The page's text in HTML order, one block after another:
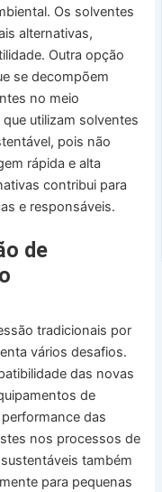
Os solventes
alternativas,
Outra opção
se decompõem
no meio
utilizam solventes
pois não
rápida e alta
contribui para
e responsáveis.
de
tradicionais por
vários desafios.
das novas
de
das
nos processos de
também
para pequenas